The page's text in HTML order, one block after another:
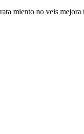
miento no veis